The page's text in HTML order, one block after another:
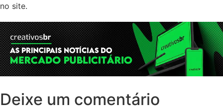
no site.
Deixe um comentário